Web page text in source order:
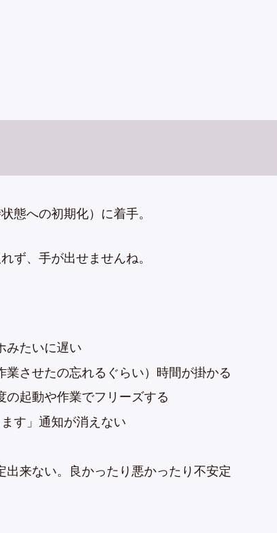
態への初期化）に着手。
ず、手が出せませんね。
みたいに遅い
させたの忘れるぐらい）時間が掛かる
の起動や作業でフリーズする
す」通知が消えない
来ない。良かったり悪かったり不安定